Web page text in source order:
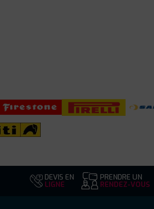
DEVIS EN
LIGNE
PRENDRE UN
RENDEZ-VOUS